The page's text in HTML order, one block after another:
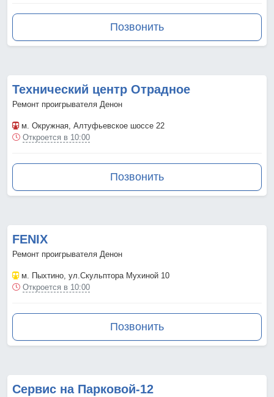
Позвонить
Технический центр Отрадное
Ремонт проигрывателя Денон
м. Окружная, Алтуфьевское шоссе 22
Откроется в 10:00
Позвонить
FENIX
Ремонт проигрывателя Денон
м. Пыхтино, ул.Скульптора Мухиной 10
Откроется в 10:00
Позвонить
Сервис на Парковой-12